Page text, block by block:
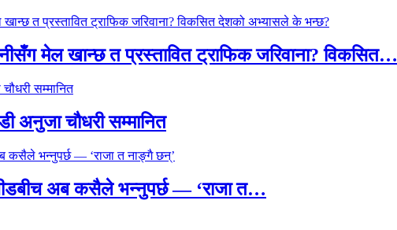
मेल खान्छ त प्रस्तावित ट्राफिक जरिवाना? विकसित…
अनुजा चौधरी सम्मानित
अब कसैले भन्नुपर्छ — ‘राजा त…